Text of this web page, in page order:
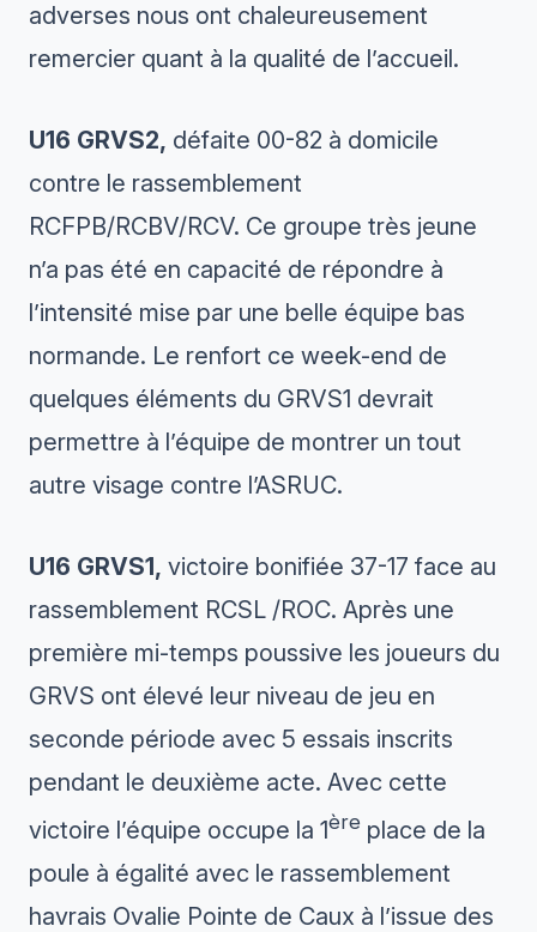
adverses nous ont chaleureusement
remercier quant à la qualité de l’accueil.
U16 GRVS2, défaite 00-82 à domicile
contre le rassemblement
RCFPB/RCBV/RCV. Ce groupe très jeune
n’a pas été en capacité de répondre à
l’intensité mise par une belle équipe bas
normande. Le renfort ce week-end de
quelques éléments du GRVS1 devrait
permettre à l’équipe de montrer un tout
autre visage contre l’ASRUC.
U16 GRVS1, victoire bonifiée 37-17 face au
rassemblement RCSL /ROC. Après une
première mi-temps poussive les joueurs du
GRVS ont élevé leur niveau de jeu en
seconde période avec 5 essais inscrits
pendant le deuxième acte. Avec cette
victoire l’équipe occupe la 1ère place de la
poule à égalité avec le rassemblement
havrais Ovalie Pointe de Caux à l’issue des